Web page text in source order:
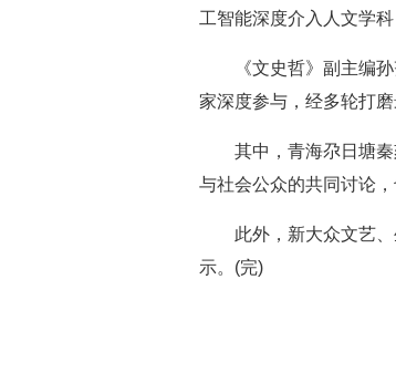
工智能深度介入人文学
《文史哲》副主编
家深度参与，经多轮打
其中，青海尕日塘
与社会公众的共同讨论
此外，新大众文艺
示。(完)